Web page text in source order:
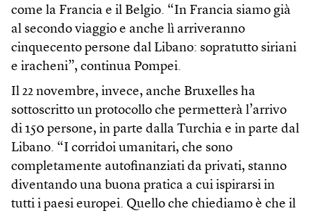
come la Francia e il Belgio. “In Francia siamo già
al secondo viaggio e anche lì arriveranno
cinquecento persone dal Libano: sopratutto siriani
e iracheni”, continua Pompei.
Il 22 novembre, invece, anche Bruxelles ha
sottoscritto un protocollo che permetterà l’arrivo
di 150 persone, in parte dalla Turchia e in parte dal
Libano. “I corridoi umanitari, che sono
completamente autofinanziati da privati, stanno
diventando una buona pratica a cui ispirarsi in
tutti i paesi europei. Quello che chiediamo è che il